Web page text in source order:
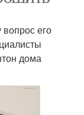
его
дома